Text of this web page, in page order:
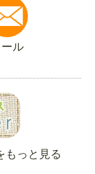
ール
もっと見る